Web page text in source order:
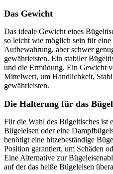
Das Gewicht
Das ideale Gewicht eines
so leicht wie möglich sein für
Aufbewahrung, aber schwer
gewährleisten. Ein stabiler
und die Ermüdung. Ein Gewicht
Mittelwert, um Handlichkeit,
gewährleisten.
Die Halterung für das
Für die Wahl des Bügeltisches ist
Bügeleisen oder eine
benötigt eine hitzebeständige
Position garantiert, um Schäden
Eine Alternative zur
auf der das heiße Bügeleisen